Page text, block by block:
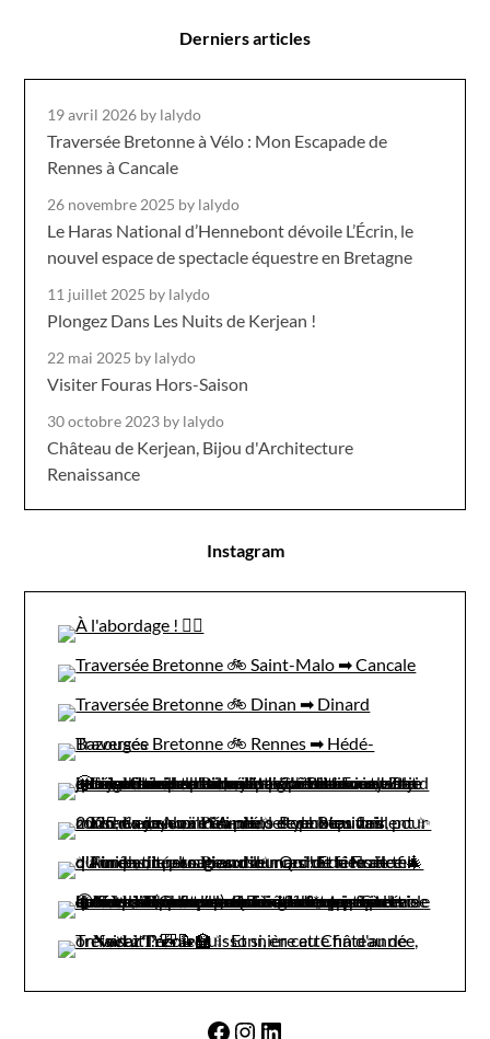
Derniers articles
19 avril 2026 by lalydo
Traversée Bretonne à Vélo : Mon Escapade de
Rennes à Cancale
26 novembre 2025 by lalydo
Le Haras National d’Hennebont dévoile L’Écrin, le
nouvel espace de spectacle équestre en Bretagne
11 juillet 2025 by lalydo
Plongez Dans Les Nuits de Kerjean !
22 mai 2025 by lalydo
Visiter Fouras Hors-Saison
30 octobre 2023 by lalydo
Château de Kerjean, Bijou d'Architecture
Renaissance
Instagram
Facebook
Instagram
LinkedIn